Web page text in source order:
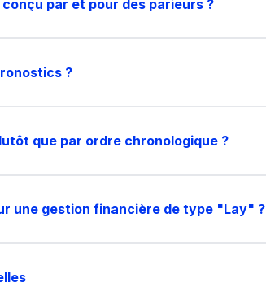
par et pour des parieurs ?
?
que par ordre chronologique ?
une gestion financière de type "Lay" ?